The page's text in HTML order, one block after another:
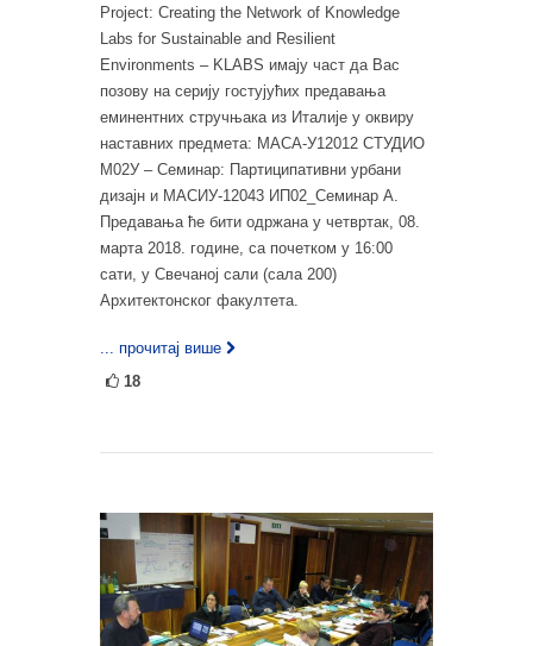
Project: Creating the Network of Knowledge
Labs for Sustainable and Resilient
Environments – KLABS имају част да Вас
позову на серију гостујућих предавања
еминентних стручњака из Италије у оквиру
наставних предмета: МАСА-У12012 СТУДИО
М02У – Семинар: Партиципативни урбани
дизајн и МАСИУ-12043 ИП02_Семинар А.
Предавања ће бити одржана у четвртак, 08.
марта 2018. године, са почетком у 16:00
сати, у Свечаној сали (сала 200)
Архитектонског факултета.
... прочитај више
18